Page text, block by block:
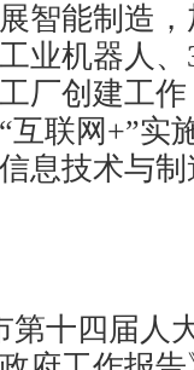
能制造，
业机器人
厂创建工
联网+”实
息技术与
十四届人